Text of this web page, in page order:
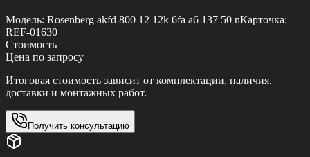
Модель: Rosenberg akfd 800 12 12k 6fa a6 137 50 nКарточка:
REF-01630
Стоимость
Цена по запросу
Итоговая стоимость зависит от комплектации, наличия,
доставки и монтажных работ.
Получить консультацию